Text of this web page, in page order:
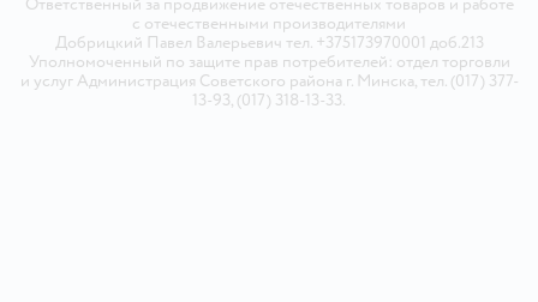
Ответственный за продвижение отечественных товаров и работе
с отечественными производителями
Добрицкий Павел Валерьевич тел. +375173970001 доб.213
Уполномоченный по защите прав потребителей: отдел торговли
и услуг Администрация Советского района г. Минска, тел. (017) 377-
13-93, (017) 318-13-33.